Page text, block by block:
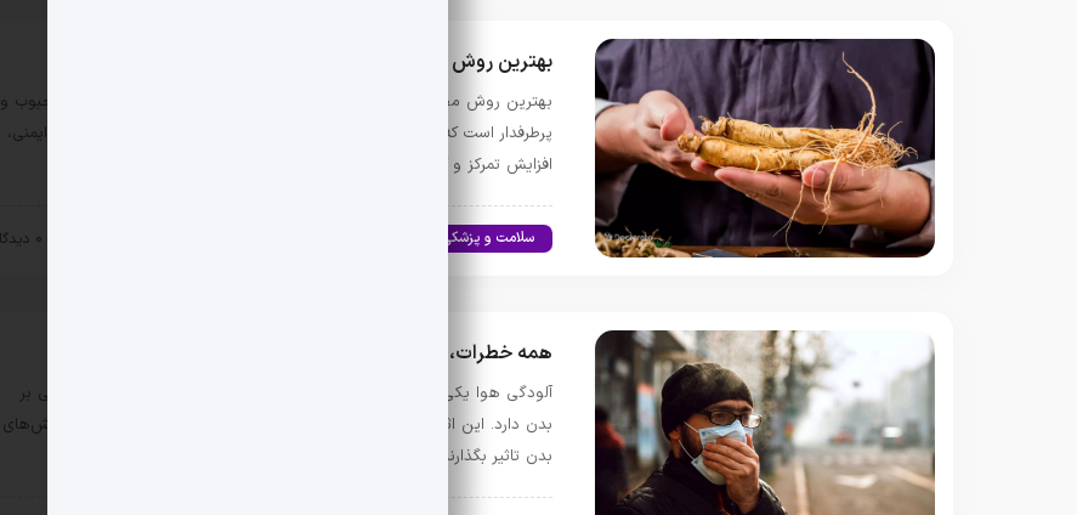
بهترین روش مصرف جینسینگ
بهترین روش مصرف جینسینگ چیست؟ جینسینگ یکی از گیاهان دارویی محبوب و
پرطرفدار است که به دلیل خواص بی‌شمارش در بهبود انرژی، تقویت سیستم ایمنی،
افزایش تمرکز و کاهش استرس شهرت دارد. …
سلامت و پزشکی 0 دیدگاه
همه خطرات، بیماری‌ها و عوارض آلودگی هوا بر انسان
آلودگی هوا یکی از بزرگترین تهدیدات به سلامت انسان‌هاست و اثرات فراوانی بر
بدن دارد. این اثرات می‌توانند بر سیستم تنفسی، پوست، چشم‌ها و سایر بخش‌های
بدن تاثیر بگذارند، اما اصلی‌ترین و …